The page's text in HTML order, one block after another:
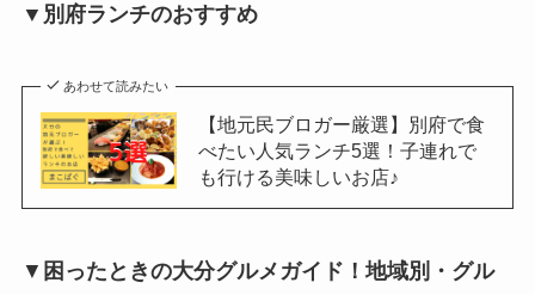
▼別府ランチのおすすめ
あわせて読みたい
【地元民ブロガー厳選】別府で食
べたい人気ランチ5選！子連れで
も行ける美味しいお店♪
▼ 困ったときの大分グルメガイド！地域別・グル